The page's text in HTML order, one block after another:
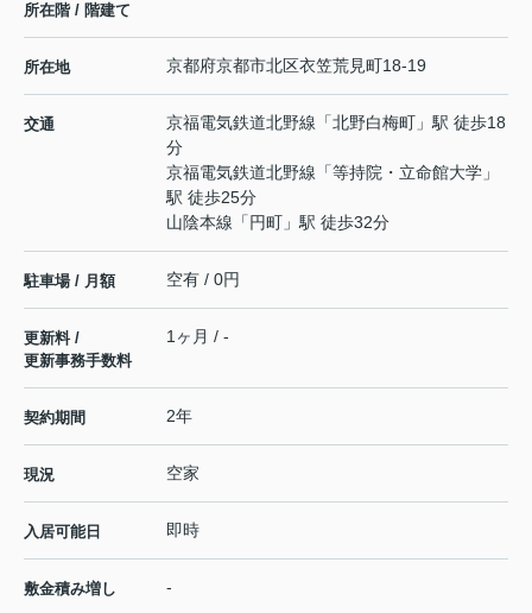
所在階 / 階建て
所在地 京都府京都市北区衣笠荒見町18-19
交通 京福電気鉄道北野線 「北野白梅町 」駅 徒歩18
分
京福電気鉄道北野線 「等持院・立命館大学 」
駅 徒歩25分
山陰本線 「円町 」駅 徒歩32分
駐車場 / 月額 空有 / 0円
更新料 /
更新事務手数料
1ヶ月 / -
契約期間 2年
現況 空家
入居可能日 即時
敷金積み増し -